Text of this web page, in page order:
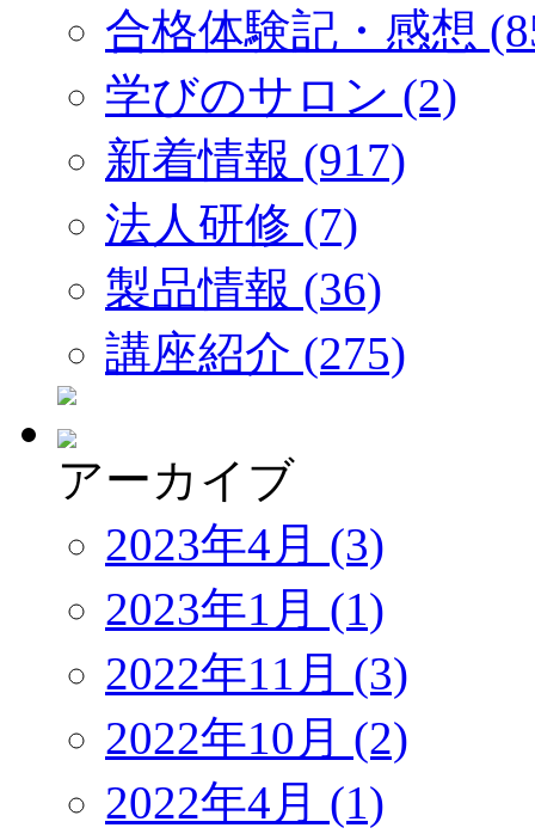
合格体験記・感想
学びのサロン (2)
新着情報 (917)
法人研修 (7)
製品情報 (36)
講座紹介 (275)
アーカイブ
2023年4月 (3)
2023年1月 (1)
2022年11月 (3)
2022年10月 (2)
2022年4月 (1)